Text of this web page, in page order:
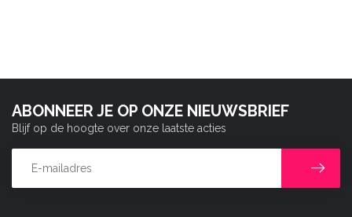
ABONNEER JE OP ONZE NIEUWSBRIEF
Blijf op de hoogte over onze laatste acties